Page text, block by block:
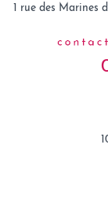
1 rue des Marines